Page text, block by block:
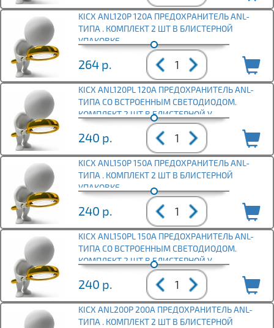
KICX ANL120P 120A ПРЕДОХРАНИТЕЛЬ ANL-
ТИПА . КОМПЛЕКТ 2 ШТ В БЛИСТЕРНОЙ
УПАКОВКЕ.
264 р.
KICX ANL120PL 120A ПРЕДОХРАНИТЕЛЬ ANL-
ТИПА СО ВСТРОЕННЫМ СВЕТОДИОДОМ.
КОМПЛЕКТ 2 ШТ В БЛИСТЕРНОЙ У
240 р.
KICX ANL150P 150A ПРЕДОХРАНИТЕЛЬ ANL-
ТИПА . КОМПЛЕКТ 2 ШТ В БЛИСТЕРНОЙ
УПАКОВКЕ.
240 р.
KICX ANL150PL 150A ПРЕДОХРАНИТЕЛЬ ANL-
ТИПА СО ВСТРОЕННЫМ СВЕТОДИОДОМ.
КОМПЛЕКТ 2 ШТ В БЛИСТЕРНОЙ У
240 р.
KICX ANL200P 200A ПРЕДОХРАНИТЕЛЬ ANL-
ТИПА . КОМПЛЕКТ 2 ШТ В БЛИСТЕРНОЙ